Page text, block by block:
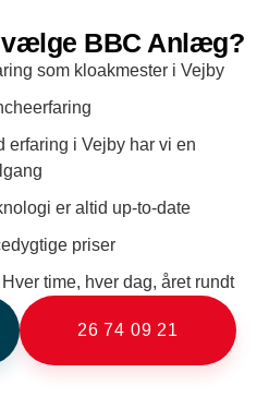
BBC Anlæg?
som kloakmester i Vejby
erfaring i Vejby har vi en
er altid up-to-date
priser
time, hver dag, året rundt
26 74 09 21